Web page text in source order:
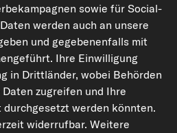
die gesamte Datenbank, dürfen
und Verbreitung der Daten und
von TecAlliance und/oder die
ist streng verboten. Jegliche
stellt eine Verletzung des Urheberrechts
sich ziehen.
sowie für Social-
werden auch an unsere
und gegebenenfalls mit
Ihre Einwilligung
in Drittländer, wobei Behörden
zugreifen und Ihre
werden könnten.
widerrufbar. Weitere